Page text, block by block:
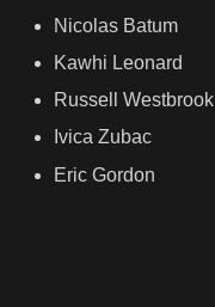
Nicolas Batum
Kawhi Leonard
Russell Westbrook
Ivica Zubac
Eric Gordon